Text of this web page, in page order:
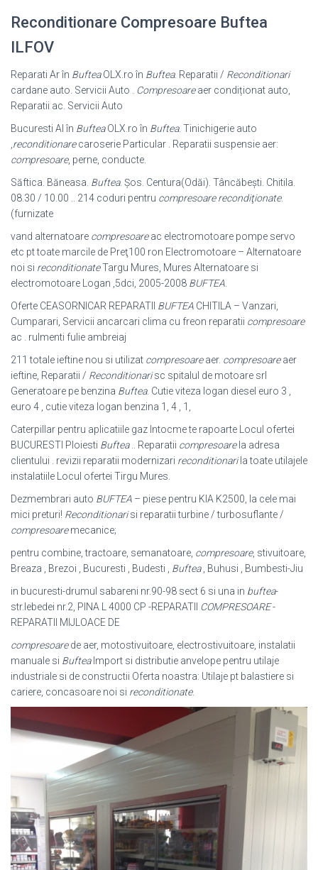
Reconditionare Compresoare Buftea
ILFOV
Reparati Ar în BufteaOLX.ro în Buftea. Reparatii / Reconditionari
cardane auto. Servicii Auto . Compresoareaer condiționat auto,
Reparatii ac. Servicii Auto
Bucuresti Al în BufteaOLX.ro în Buftea. Tinichigerie auto
reconditionarecaroserie Particular . Reparatii suspensie aer:
compresoare, perne, conducte.
Săftica. Băneasa. Buftea. Șos. Centura(Odăi). Tâncăbești. Chitila.
08.30 / 10.00 .. 214 coduri pentru compresoare recondiţionate.
(furnizate
vand alternatoare compresoareac electromotoare pompe servo
etc pt toate marcile de Preţ100 ron Electromotoare – Alternatoare
noi si reconditionateTargu Mures, Mures Alternatoare si
electromotoare Logan ,5dci, 2005-2008 BUFTEA
Oferte CEASORNICAR REPARATII BUFTEA CHITILA – Vanzari,
Cumparari, Servicii ancarcari clima cu freon reparatii compresoare
ac . rulmenti fulie ambreiaj
211 totale ieftine nou si utilizat compresoareaer. compresoareaer
ieftine, Reparatii / Reconditionarisc spitalul de motoare srl
Generatoare pe benzina Buftea. Cutie viteza logan diesel euro 3 ,
euro 4 , cutie viteza logan benzina 1, 4 , 1,
Caterpillar pentru aplicatiile gaz Intocme te rapoarte Locul ofertei
BUCURESTI Ploiesti Buftea.. Reparatii compresoarela adresa
clientului . revizii reparatii modernizari reconditionarila toate utilajele
instalatiile Locul ofertei Tirgu Mures.
Dezmembrari auto BUFTEA – piese pentru KIA K2500, la cele mai
mici preturi! Reconditionarisi reparatii turbine / turbosuflante /
compresoaremecanice;
pentru combine, tractoare, semanatoare, compresoare, stivuitoare,
Breaza , Brezoi , Bucuresti , Budesti , Buftea, Buhusi , Bumbesti-Jiu
in bucuresti-drumul sabareni nr.90-98 sect 6 si una in buftea-
str.lebedei nr.2, PINA L 4000 CP -REPARATII COMPRESOARE-
REPARATII MIJLOACE DE
compresoarede aer, motostivuitoare, electrostivuitoare, instalatii
manuale si BufteaImport si distributie anvelope pentru utilaje
industriale si de constructii Oferta noastra: Utilaje pt balastiere si
cariere, concasoare noi si reconditionate.